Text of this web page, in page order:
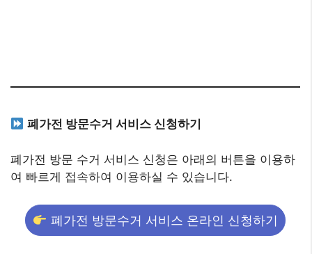
폐가전 방문수거 서비스 신청하기
폐가전 방문 수거 서비스 신청은 아래의 버튼을 이용하
여 빠르게 접속하여 이용하실 수 있습니다.
폐가전 방문수거 서비스 온라인 신청하기